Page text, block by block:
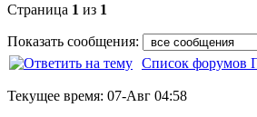
Страница 1 из 1
Показать сообщения:
Список форумов
Текущее время: 07-Авг 04:58